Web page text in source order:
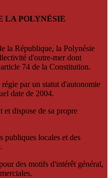
LA POLYNÉSIE
la République, la Polynésie
d'outre-mer dont
74 de la Constitution.
par un statut d'autonomie
date de 2004.
et dispose de sa propre
publiques locales et des
des motifs d'intérêt général,